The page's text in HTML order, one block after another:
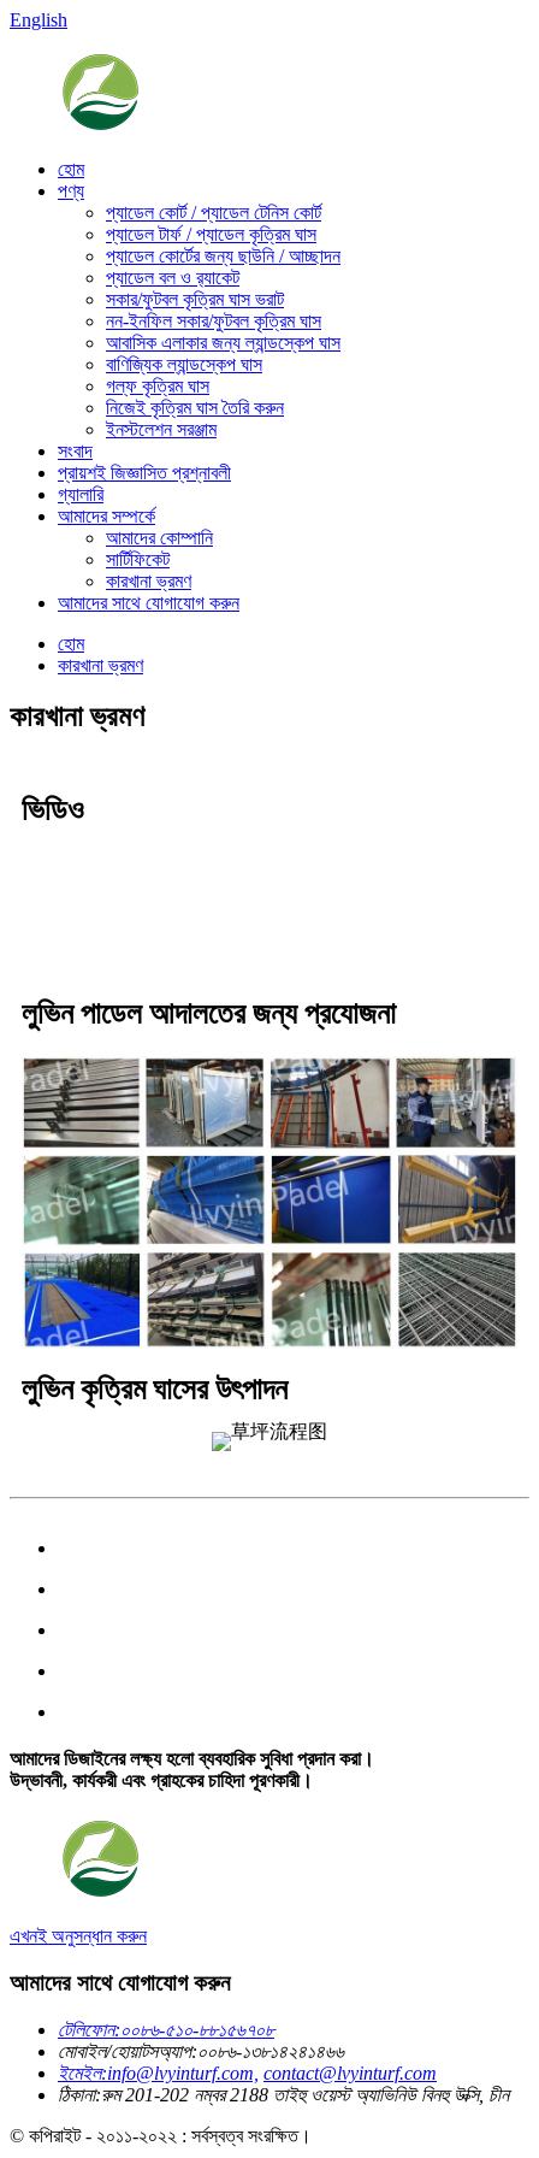
English
হোম
পণ্য
প্যাডেল কোর্ট / প্যাডেল টেনিস কোর্ট
প্যাডেল টার্ফ / প্যাডেল কৃত্রিম ঘাস
প্যাডেল কোর্টের জন্য ছাউনি / আচ্ছাদন
প্যাডেল বল ও র‍্যাকেট
সকার/ফুটবল কৃত্রিম ঘাস ভরাট
নন-ইনফিল সকার/ফুটবল কৃত্রিম ঘাস
আবাসিক এলাকার জন্য ল্যান্ডস্কেপ ঘাস
বাণিজ্যিক ল্যান্ডস্কেপ ঘাস
গল্ফ কৃত্রিম ঘাস
নিজেই কৃত্রিম ঘাস তৈরি করুন
ইনস্টলেশন সরঞ্জাম
সংবাদ
প্রায়শই জিজ্ঞাসিত প্রশ্নাবলী
গ্যালারি
আমাদের সম্পর্কে
আমাদের কোম্পানি
সার্টিফিকেট
কারখানা ভ্রমণ
আমাদের সাথে যোগাযোগ করুন
হোম
কারখানা ভ্রমণ
কারখানা ভ্রমণ
ভিডিও
লুভিন পাডেল আদালতের জন্য প্রযোজনা
লুভিন কৃত্রিম ঘাসের উৎপাদন
আমাদের ডিজাইনের লক্ষ্য হলো ব্যবহারিক সুবিধা প্রদান করা।
উদ্ভাবনী, কার্যকরী এবং গ্রাহকের চাহিদা পূরণকারী।
এখনই অনুসন্ধান করুন
আমাদের সাথে যোগাযোগ করুন
টেলিফোন:০০৮৬-৫১০-৮৮১৫৬৭০৮
মোবাইল/হোয়াটসঅ্যাপ:০০৮৬-১৩৮১৪২৪১৪৬৬
ইমেইল:info@lvyinturf.com, contact@lvyinturf.com
ঠিকানা:রুম 201-202 নম্বর 2188 তাইহু ওয়েস্ট অ্যাভিনিউ বিনহু উক্সি, চীন
© কপিরাইট - ২০১১-২০২২ : সর্বস্বত্ব সংরক্ষিত।